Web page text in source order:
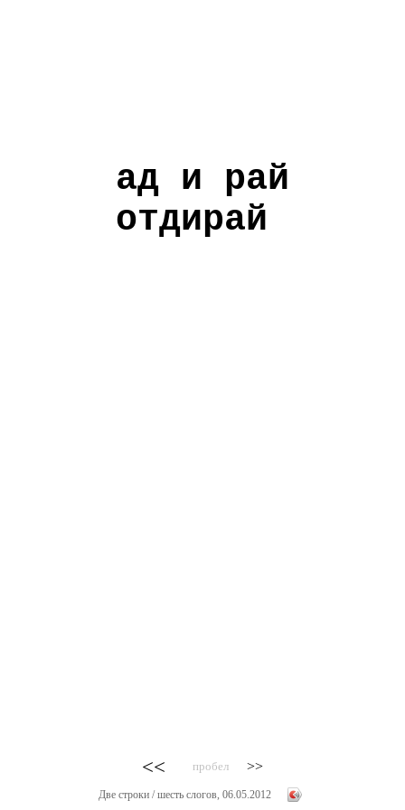
ад и рай
отдирай
<< пробел >>
Две строки / шесть слогов, 06.05.2012